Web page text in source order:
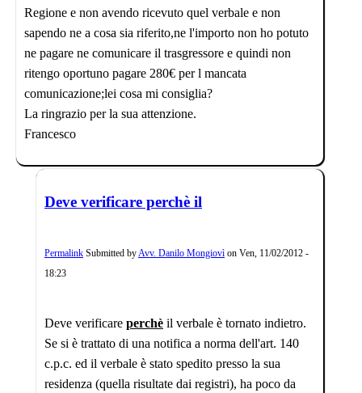
Regione e non avendo ricevuto quel verbale e non
sapendo ne a cosa sia riferito,ne l'importo non ho potuto
ne pagare ne comunicare il trasgressore e quindi non
ritengo oportuno pagare 280€ per l mancata
comunicazione;lei cosa mi consiglia?
La ringrazio per la sua attenzione.
Francesco
Deve verificare perchè il
Permalink Submitted byAvv. Danilo Mongiovì on Ven, 11/02/2012 -
18:23
Deve verificare perchè il verbale è tornato indietro.
Se si è trattato di una notifica a norma dell'art. 140
c.p.c. ed il verbale è stato spedito presso la sua
residenza (quella risultate dai registri), ha poco da